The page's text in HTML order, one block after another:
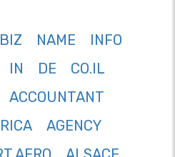
BIZ NAME
INFO
IN DE
CO.IL
ACCOUNTANT
AGENCY